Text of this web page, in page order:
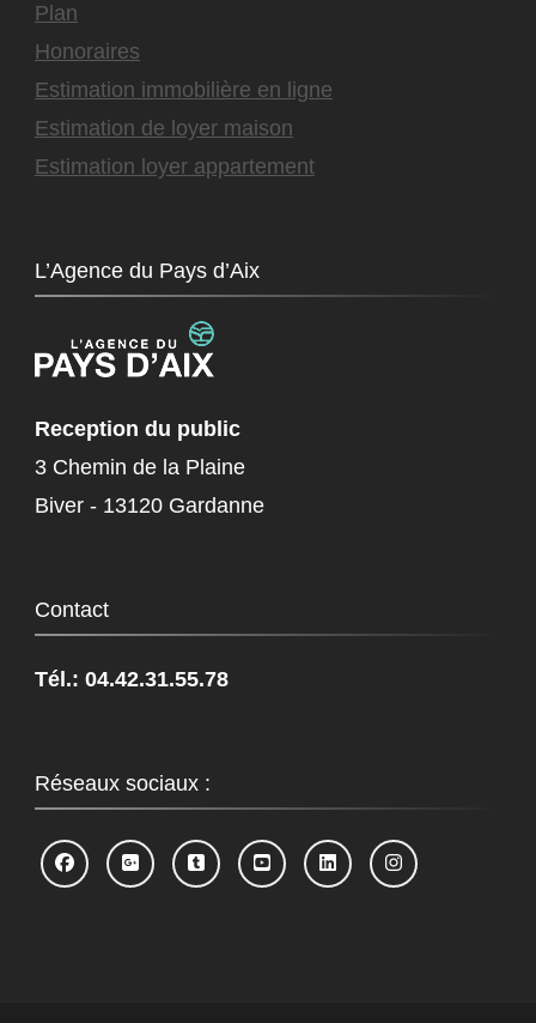
Plan
Honoraires
Estimation immobilière en ligne
Estimation de loyer maison
Estimation loyer appartement
L’Agence du Pays d’Aix
Reception du public
3 Chemin de la Plaine
Biver - 13120 Gardanne
Contact
Tél.: 04.42.31.55.78
Réseaux sociaux :